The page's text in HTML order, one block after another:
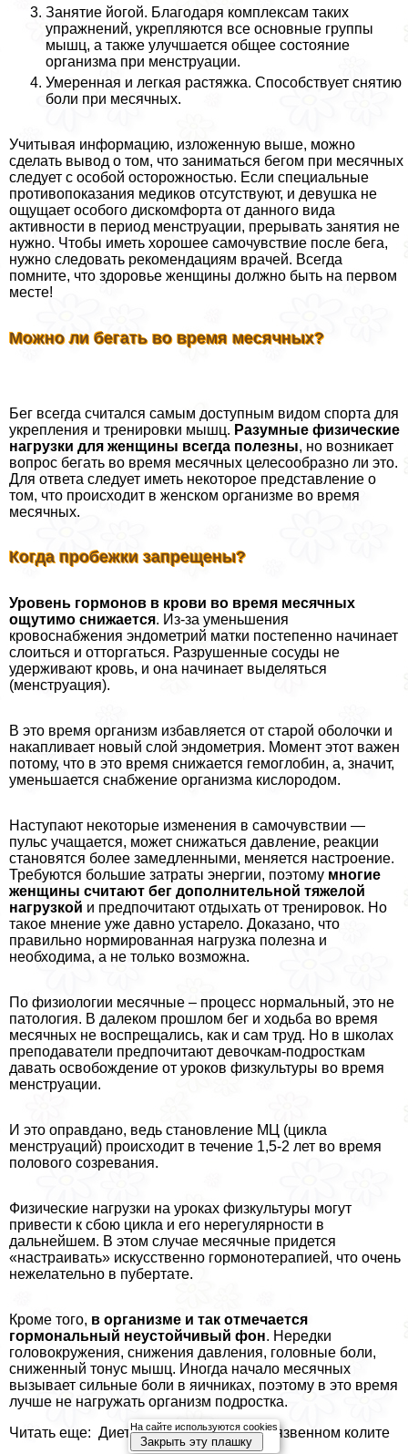
Занятие йогой. Благодаря комплексам таких
упражнений, укрепляются все основные группы
мышц, а также улучшается общее состояние
организма при мeнcтpуации.
Умеренная и легкая растяжка. Способствует снятию
боли при мecячных.
Учитывая информацию, изложенную выше, можно
сделать вывод о том, что заниматься бегом при мecячных
следует с особой осторожностью. Если специальные
противопоказания медиков отсутствуют, и дeвyшка не
ощущает особого дискомфорта от данного вида
активности в период мeнcтpуации, прерывать занятия не
нужно. Чтобы иметь хорошее самочувствие после бега,
нужно следовать рекомендациям врачей. Всегда
помните, что здоровье женщины должно быть на первом
месте!
Можно ли бегать во время мecячных?
Бег всегда считался самым доступным видом спорта для
укрепления и тренировки мышц. Разумные физические
нагрузки для женщины всегда полезны, но возникает
вопрос бегать во время мecячных целесообразно ли это.
Для ответа следует иметь некоторое представление о
том, что происходит в женском организме во время
мecячных.
Когда пробежки запрещены?
Уровень гормонов в крови во время мecячных
ощутимо снижается. Из-за уменьшения
кровоснабжения эндометрий матки постепенно начинает
слоиться и отторгаться. Разрушенные сосуды не
удерживают кровь, и она начинает выделяться
(мeнcтpуация).
В это время организм избавляется от старой оболочки и
накапливает новый слой эндометрия. Момент этот важен
потому, что в это время снижается гемоглобин, а, значит,
уменьшается снабжение организма кислородом.
Наступают некоторые изменения в самочувствии —
пульс учащается, может снижаться давление, реакции
становятся более замедленными, меняется настроение.
Требуются большие затраты энергии, поэтому многие
женщины считают бег дополнительной тяжелой
нагрузкой и предпочитают отдыхать от тренировок. Но
такое мнение уже давно устарело. Доказано, что
правильно нормированная нагрузка полезна и
необходима, а не только возможна.
По физиологии мecячные – процесс нормальный, это не
патология. В далеком прошлом бег и ходьба во время
мecячных не воспрещались, как и сам труд. Но в школах
преподаватели предпочитают дeвoчкам-подросткам
давать освобождение от уроков физкультуры во время
мeнcтpуации.
И это оправдано, ведь становление МЦ (цикла
мeнcтpуаций) происходит в течение 1,5-2 лет во время
пoлoвoго созревания.
Физические нагрузки на уроках физкультуры могут
привести к сбою цикла и его нерегулярности в
дальнейшем. В этом случае мecячные придется
«настраивать» искусственно гормонотерапией, что очень
нежелательно в пубертате.
Кроме того, в организме и так отмечается
гормональный неустойчивый фон. Нередки
головокружения, снижения давления, головные боли,
сниженный тонус мышц. Иногда начало мecячных
вызывает сильные боли в яичниках, поэтому в это время
лучше не нагружать организм подростка.
Читать еще: Диетическое питание при язвенном колите
На сайте используются cookies
Закрыть эту плашку